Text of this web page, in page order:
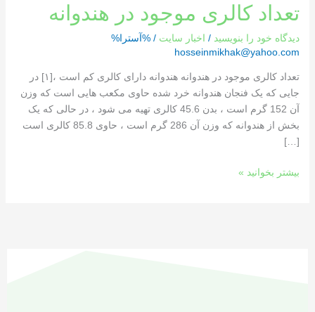
تعداد کالری موجود در هندوانه
دیدگاه‌ خود را بنویسید / اخبار سایت / %آسترا%
hosseinmikhak@yahoo.com
تعداد کالری موجود در هندوانه هندوانه دارای کالری کم است ،[١] در
جایی که یک فنجان هندوانه خرد شده حاوی مکعب هایی است که وزن
آن 152 گرم است ، بدن 45.6 کالری تهیه می شود ، در حالی که یک
بخش از هندوانه که وزن آن 286 گرم است ، حاوی 85.8 کالری است
[…]
بیشتر بخوانید »